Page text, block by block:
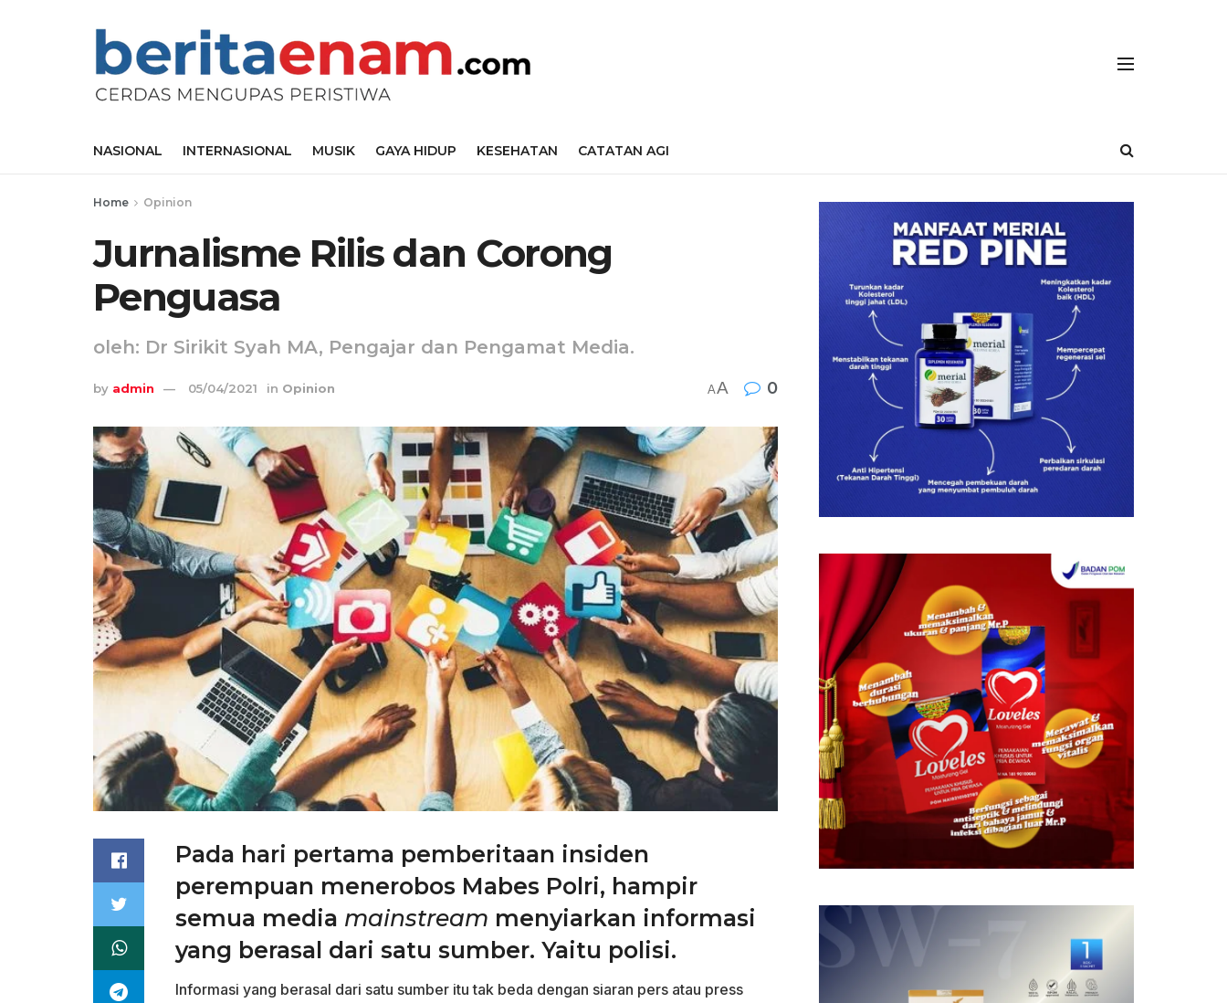
NASIONAL INTERNASIONAL MUSIK GAYA HIDUP KESEHATAN CATATAN AGI
Home Opinion
Jurnalisme Rilis dan Corong
Penguasa
oleh: Dr Sirikit Syah MA, Pengajar dan Pengamat Media.
by admin 05/04/2021 in Opinion AA 0
Pada hari pertama pemberitaan insiden
perempuan menerobos Mabes Polri, hampir
semua media mainstream menyiarkan informasi
yang berasal dari satu sumber. Yaitu polisi.
Informasi yang berasal dari satu sumber itu tak beda dengan siaran pers atau press